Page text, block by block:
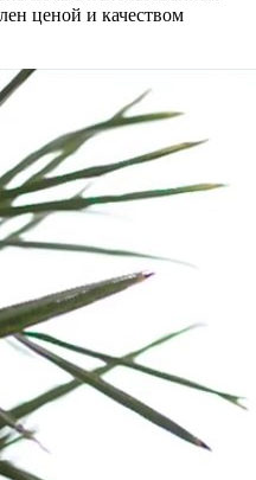
ценой и качеством